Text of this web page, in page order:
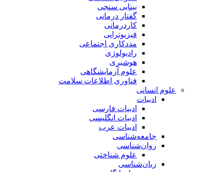
بینایی سنجی
گفتار درمانی
کاردرمانی
فیزیوتراپی
مددکاری اجتماعی
رادیولوژی
هوشبری
علوم آزمایشگاهی
فناوری اطلاعات سلامت
علوم انسانی
ادبیات
ادبیات فارسی
ادبیات انگلیسی
ادبیات عرب
جامعه‌شناسی
روان‌شناسی
علوم شناختی
زبان‌شناسی